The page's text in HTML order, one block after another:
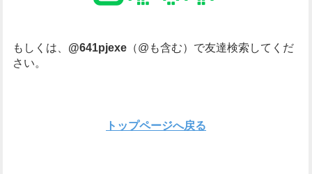
もしくは、 @641pjexe（@も含む）で友達検索してくだ
さい。
トップページへ戻る